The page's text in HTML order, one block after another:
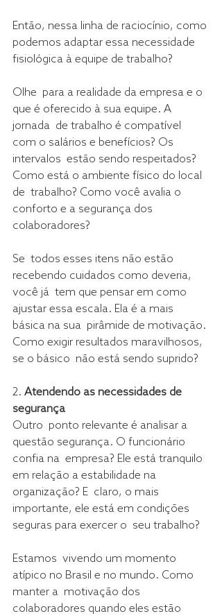
Então, nessa linha de raciocínio, como
podemos adaptar essa necessidade
fisiológica à equipe de trabalho?
Olhe  para a realidade da empresa e o
que é oferecido à sua equipe. A
jornada  de trabalho é compatível
com o salários e benefícios? Os
intervalos  estão sendo respeitados?
Como está o ambiente físico do local
de  trabalho? Como você avalia o
conforto e a segurança dos
colaboradores?
Se  todos esses itens não estão
recebendo cuidados como deveria,
você já  tem que pensar em como
ajustar essa escala. Ela é a mais
básica na sua  pirâmide de motivação.
Como exigir resultados maravilhosos,
se o básico  não está sendo suprido?
2. Atendendo as necessidades de
segurança
Outro  ponto relevante é analisar a
questão segurança. O funcionário
confia na  empresa? Ele está tranquilo
em relação a estabilidade na
organização? E  claro, o mais
importante, ele está em condições
seguras para exercer o  seu trabalho?
Estamos  vivendo um momento
atípico no Brasil e no mundo. Como
manter a  motivação dos
colaboradores quando eles estão